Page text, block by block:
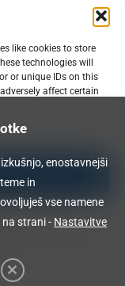
like cookies to store
technologies will
or unique IDs on this
affect certain
oblikovanje pri
enostavnejši
in
vse namene
na strani - Nastavitve